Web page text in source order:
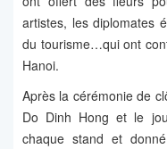
artistes, les diplomates
du tourisme…qui ont
Hanoi.
Après la cérémonie de
Do Dinh Hong et le
chaque stand et